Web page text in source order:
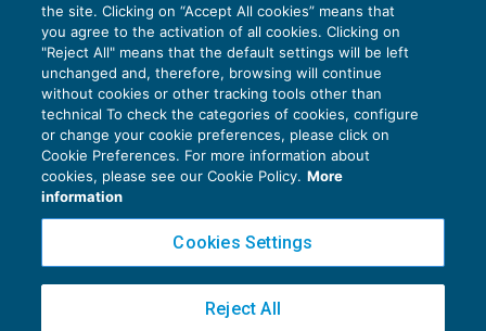
Privacy Policy
Cookie Policy
Copyright 2016 ©Gruppo Euroconference S.p.A.v2.32.2
Piazza Luigi Einaudi, 10N01 - 20124 Milano - info@ecnews.it
the site. Clicking on “Accept All cookies” means that
you agree to the activation of all cookies. Clicking on
"Reject All" means that the default settings will be left
unchanged and, therefore, browsing will continue
without cookies or other tracking tools other than
technical To check the categories of cookies, configure
or change your cookie preferences, please click on
Cookie Preferences. For more information about
cookies, please see our Cookie Policy. More
information
Cookies Settings
Reject All